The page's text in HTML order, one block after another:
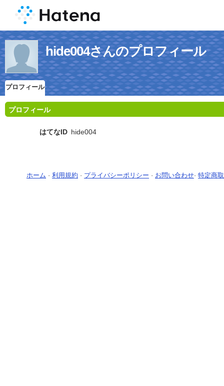
hide004さんのプロフィール
プロフィール
プロフィール
はてなID hide004
ホーム - 利用規約 - プライバシーポリシー - お問い合わせ- 特定商